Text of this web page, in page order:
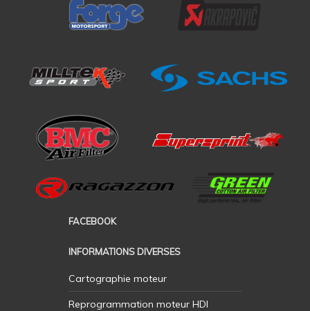
FACEBOOK
INFORMATIONS DIVERSES
Cartographie moteur
Reprogrammation moteur HDI